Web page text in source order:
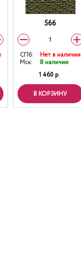
566
СПб:
Нет в наличии
Мск:
В наличии
1 460 р.
В КОРЗИНУ